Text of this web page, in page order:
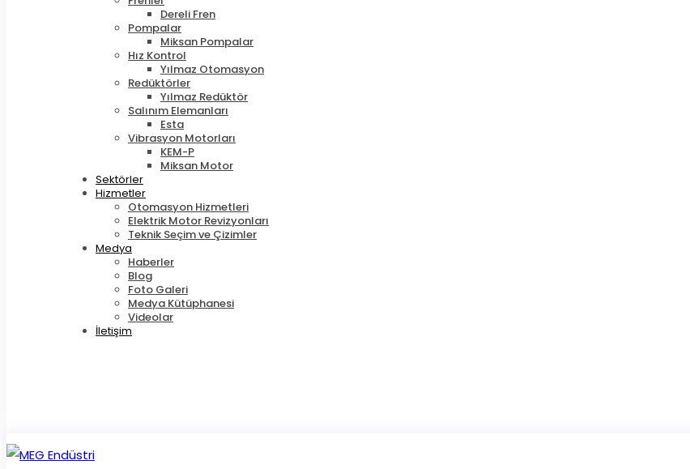
Dereli Fren
Pompalar
Miksan Pompalar
Hız Kontrol
Yılmaz Otomasyon
Redüktörler
Yılmaz Redüktör
Salınım Elemanları
Esta
Vibrasyon Motorları
KEM-P
Miksan Motor
Sektörler
Hizmetler
Otomasyon Hizmetleri
Elektrik Motor Revizyonları
Teknik Seçim ve Çizimler
Medya
Haberler
Blog
Foto Galeri
Medya Kütüphanesi
Videolar
İletişim